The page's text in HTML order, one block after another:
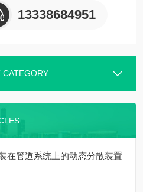
13338684951
CATEGORY
在管道系统上的动态分散装置